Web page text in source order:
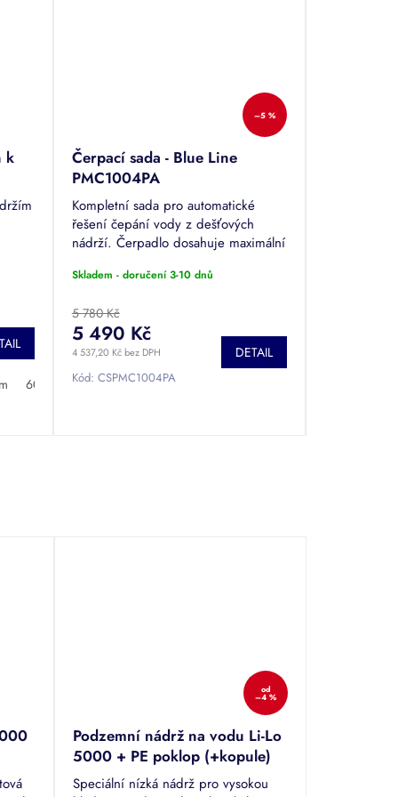
k
60 cm 70 cm 80 cm
–5 %
Čerpací sada - Blue Line
PMC1004PA
Kompletní sada pro automatické
řešení čepání vody z dešťových
nádrží. Čerpadlo dosahuje maximální
průtok: 6 m3/h
Skladem - doručení 3-10 dnů
5 780 Kč
4 537,20 Kč bez DPH
5 490 Kč
DETAIL
Kód: CSPMC1004PA
od
–4 %
Podzemní nádrž na vodu Li­-Lo
5000 + PE poklop (+kopule)
Speciální nízká nádrž pro vysokou